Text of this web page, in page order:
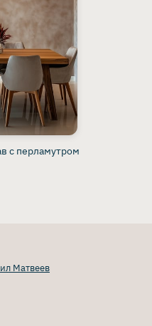
с перламутром
Матвеев